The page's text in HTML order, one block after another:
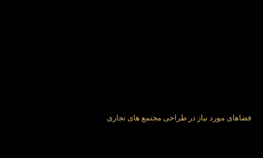
فضاهای مورد نیاز در طراحی مجتمع های تجاری